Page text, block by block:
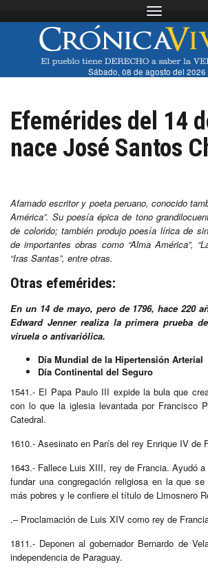
Toggle
Sábado, 08 de agosto del 2026
Efemérides del 14
nace José Santos
Afamado escritor y poeta peruano, conocido
América”. Su poesía épica de tono
de colorido; también produjo poesía lírica de
de importantes obras como “Alma América”,
“Iras Santas”, entre otras.
Otras efemérides:
En un 14 de mayo, pero de 1796, hace 220
Edward Jenner realiza la primera prueba
viruela o antivariólica.
Día Mundial de la Hipertensión Arterial
Día Continental del Seguro
1541.- El Papa Paulo III expide la bula que
con lo que la iglesia levantada por Francisco
Catedral.
1610.- Asesinato en París del rey Enrique IV de
1643.- Fallece Luis XIII, rey de Francia. Ayudó
fundar una congregación religiosa en la que
más pobres y le confiere el título de Limosnero
.– Proclamación de Luis XIV como rey de
1811.- Deponen al gobernador Bernardo de
independencia de Paraguay.